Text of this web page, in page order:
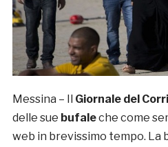
Messina – Il Giornale del
delle sue bufaleche come
web in brevissimo tempo. La